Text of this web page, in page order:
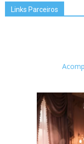
Links Parceiros